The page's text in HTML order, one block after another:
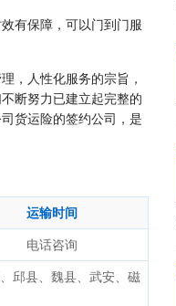
有保障，可以门到门服
，人性化服务的宗旨，
断努力已建立起完整的
货运险的签约公司，是
运输时间
电话咨询
邱县、魏县、武安、磁